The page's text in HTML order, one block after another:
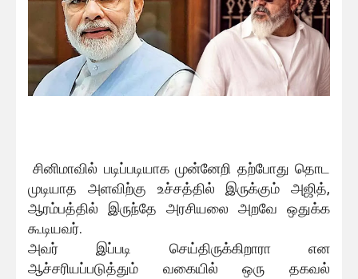
சினிமாவில் படிப்படியாக முன்னேறி தற்போது தொட
முடியாத அளவிற்கு உச்சத்தில் இருக்கும் அஜித்,
ஆரம்பத்தில் இருந்தே அரசியலை அறவே ஒதுக்க
கூடியவர்.
அவர் இப்படி செய்திருக்கிறாரா என
ஆச்சரியப்படுத்தும் வகையில் ஒரு தகவல்